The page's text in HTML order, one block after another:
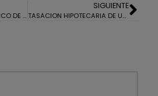
CERTIFICADO ENERGETICO DE UN PISO EN LA AV DE ANDALUCIA HUELVA
SIGUIENTE
TASACION HIPOTECARIA DE UN PISO, GARAJE Y TRASTERO EN HUELVA